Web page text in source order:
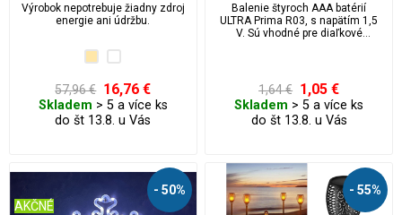
Výrobok nepotrebuje žiadny zdroj
energie ani údržbu.
57,96 € 16,76 €
Skladem > 5 a více ks
do št 13.8. u Vás
Balenie štyroch AAA batérií
ULTRA Prima R03, s napätím 1,5
V. Sú vhodné pre diaľkové
1,64 € 1,05 €
Skladem > 5 a více ks
do št 13.8. u Vás
- 50%
AKČNÉ
- 55%